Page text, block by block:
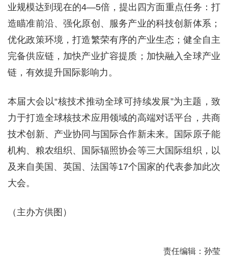
业规模达到现在的4—5倍，提出四方面重点任务：打
造瞄准前沿、强化原创、服务产业的科技创新体系；
优化政策环境，打造繁荣有序的产业生态；健全自主
完备供应链，加快产业扩容提质；加快融入全球产业
链，有效提升国际影响力。
本届大会以“核技术推动全球可持续发展”为主题，致
力于打造全球核技术应用领域的高端对话平台，共商
技术创新、产业协同与国际合作新未来。国际原子能
机构、粮农组织、国际辐照协会等三大国际组织，以
及来自美国、英国、法国等17个国家的代表参加此次
大会。
（主办方供图）
责任编辑：孙莹